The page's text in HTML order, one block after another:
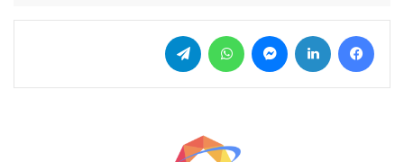
Facebook
LinkedIn
Messenger
WhatsApp